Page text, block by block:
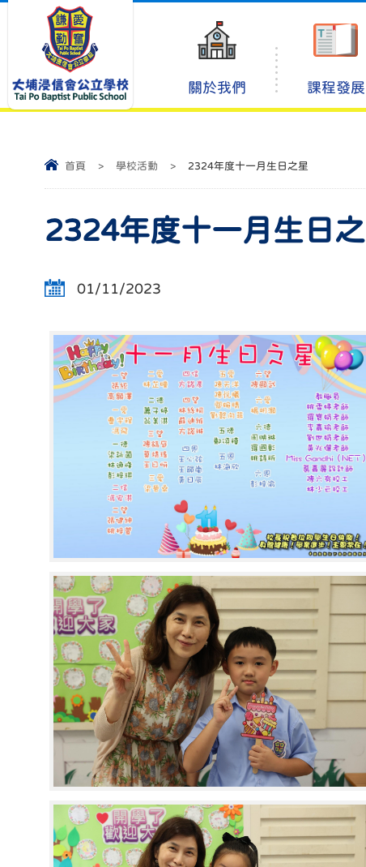
關於我們 課程發展
首頁 > 學校活動 > 2324年度十一月生日之星
2324年度十一月生日
01/11/2023